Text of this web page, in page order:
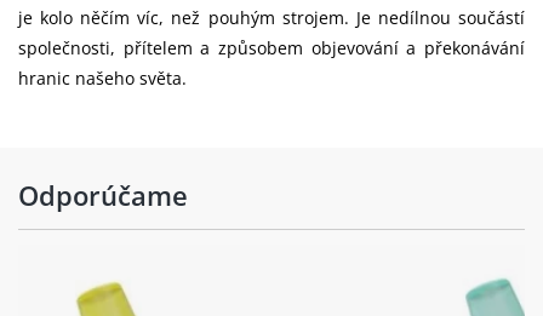
je kolo něčím víc, než pouhým strojem. Je nedílnou součástí
společnosti, přítelem a způsobem objevování a překonávání
hranic našeho světa.
Odporúčame